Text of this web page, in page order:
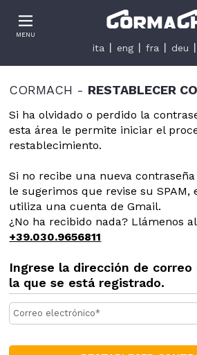
MENU
ita eng fra deu
CORMACH - RESTABLECER
Si ha olvidado o perdido la
esta área le permite iniciar el
restablecimiento.
Si no recibe una nueva
le sugerimos que revise su SPAM,
utiliza una cuenta de Gmail.
¿No ha recibido nada? Llámenos
+39.030.9656811
Ingrese la dirección de
la que se está registrado.
Informativa sulla raccolta
Le tue preferenze relative